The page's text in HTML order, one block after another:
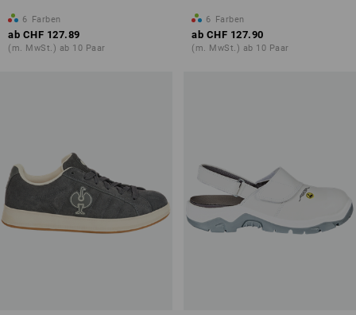
6 Farben
ab CHF 127.89
(m. MwSt.) ab 10 Paar
6 Farben
ab CHF 127.90
(m. MwSt.) ab 10 Paar